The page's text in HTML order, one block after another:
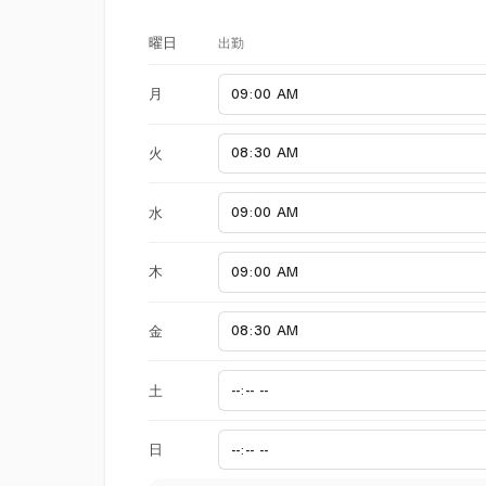
曜日 出勤
月
火
水
木
金
土
日